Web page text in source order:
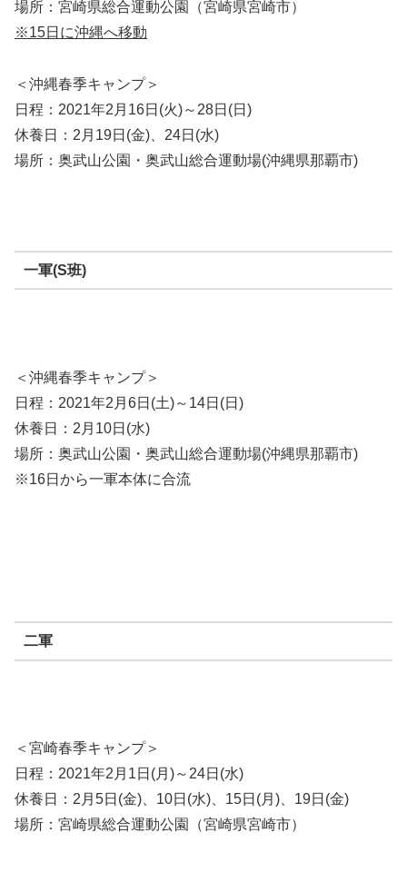
場所：宮崎県総合運動公園（宮崎県宮崎市）
※15日に沖縄へ移動
＜沖縄春季キャンプ＞
日程：2021年2月16日(火)～28日(日)
休養日：2月19日(金)、24日(水)
場所：奥武山公園・奥武山総合運動場(沖縄県那覇市)
一軍(S班)
＜沖縄春季キャンプ＞
日程：2021年2月6日(土)～14日(日)
休養日：2月10日(水)
場所：奥武山公園・奥武山総合運動場(沖縄県那覇市)
※16日から一軍本体に合流
二軍
＜宮崎春季キャンプ＞
日程：2021年2月1日(月)～24日(水)
休養日：2月5日(金)、10日(水)、15日(月)、19日(金)
場所：宮崎県総合運動公園（宮崎県宮崎市）